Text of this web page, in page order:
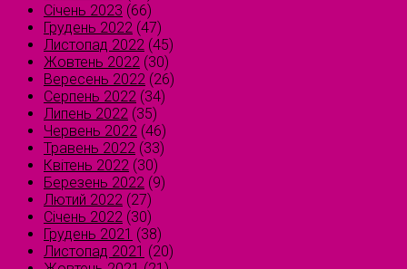
Січень 2023 (66)
Грудень 2022 (47)
Листопад 2022 (45)
Жовтень 2022 (30)
Вересень 2022 (26)
Серпень 2022 (34)
Липень 2022 (35)
Червень 2022 (46)
Травень 2022 (33)
Квітень 2022 (30)
Березень 2022 (9)
Лютий 2022 (27)
Січень 2022 (30)
Грудень 2021 (38)
Листопад 2021 (20)